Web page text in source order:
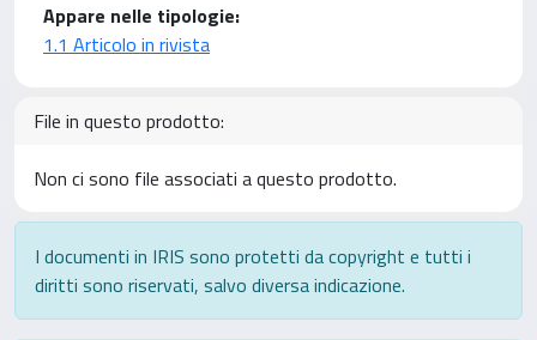
Appare nelle tipologie:
1.1 Articolo in rivista
File in questo prodotto:
Non ci sono file associati a questo prodotto.
I documenti in IRIS sono protetti da copyright e tutti i
diritti sono riservati, salvo diversa indicazione.